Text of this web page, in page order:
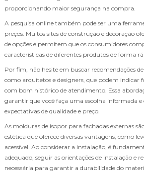
proporcionando maior segurança na compra.
A pesquisa online também pode ser uma
preços. Muitos sites de construção e decoração
de opções e permitem que os consumidores
características de diferentes produtos de forma
Por fim, não hesite em buscar recomendações de
como arquitetos e designers, que podem indicar
com bom histórico de atendimento. Essa
garantir que você faça uma escolha informada e
expectativas de qualidade e preço.
As molduras de isopor para fachadas externas
estética que oferece diversas vantagens, como
acessível. Ao considerar a instalação, é
adequado, seguir as orientações de instalação e
necessária para garantir a durabilidade do